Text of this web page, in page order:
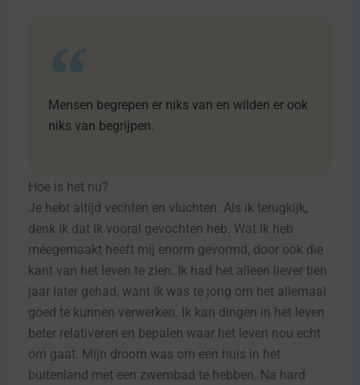
Mensen begrepen er niks van en wilden er ook
niks van begrijpen.
Hoe is het nu?
Je hebt altijd vechten en vluchten. Als ik terugkijk,
denk ik dat ik vooral gevochten heb. Wat ik heb
meegemaakt heeft mij enorm gevormd, door ook die
kant van het leven te zien. Ik had het alleen liever tien
jaar later gehad, want ik was te jong om het allemaal
goed te kunnen verwerken. Ik kan dingen in het leven
beter relativeren en bepalen waar het leven nou echt
om gaat. Mijn droom was om een huis in het
buitenland met een zwembad te hebben. Na hard